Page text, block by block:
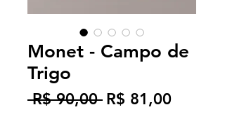
Monet - Campo de
Trigo
R$ 90,00 Preço
R$ 81,00Preço